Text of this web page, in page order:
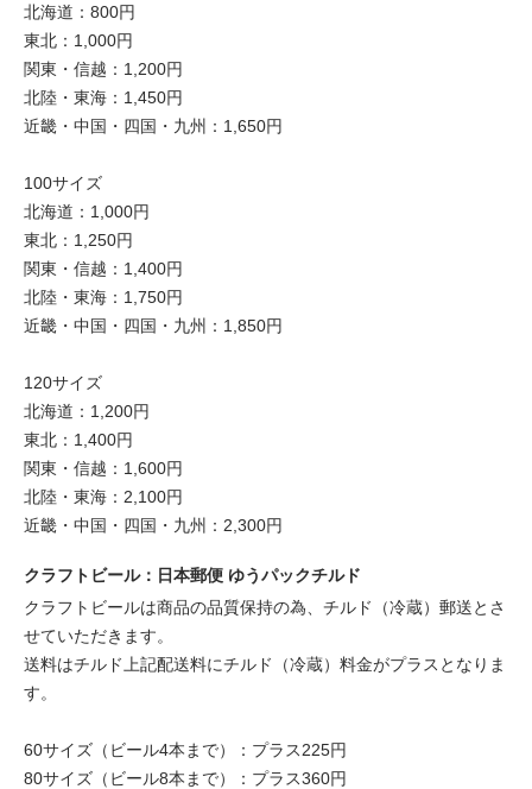
北海道：800円
東北：1,000円
関東・信越：1,200円
北陸・東海：1,450円
近畿・中国・四国・九州：1,650円
100サイズ
北海道：1,000円
東北：1,250円
関東・信越：1,400円
北陸・東海：1,750円
近畿・中国・四国・九州：1,850円
120サイズ
北海道：1,200円
東北：1,400円
関東・信越：1,600円
北陸・東海：2,100円
近畿・中国・四国・九州：2,300円
クラフトビール：日本郵便 ゆうパックチルド
クラフトビールは商品の品質保持の為、チルド（冷蔵）郵送とさ
せていただきます。
送料はチルド上記配送料にチルド（冷蔵）料金がプラスとなりま
す。
60サイズ（ビール4本まで）：プラス225円
80サイズ（ビール8本まで）：プラス360円